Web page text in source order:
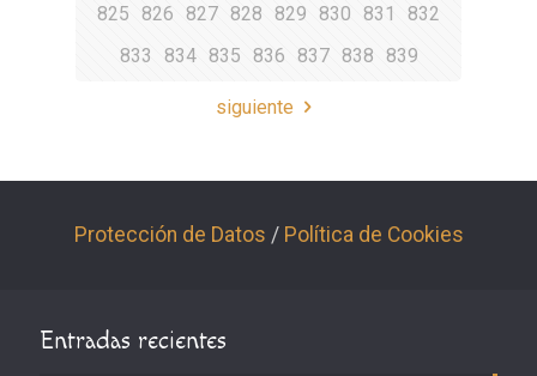
825
826 827 828 829 830 831
832
833
834 835 836 837 838 839
siguiente
Protección de Datos / Política de Cookies
Entradas recientes